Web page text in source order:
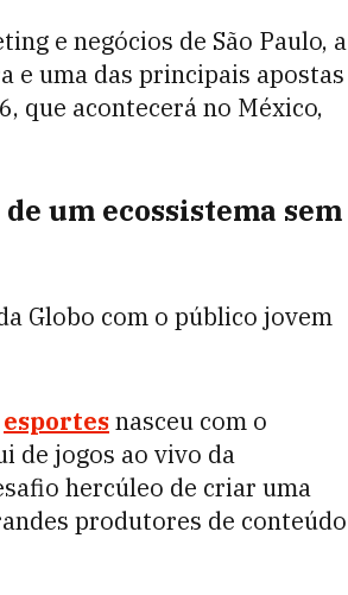
e negócios de São Paulo, a
e uma das principais apostas
que acontecerá no México,
um ecossistema sem
Globo com o público jovem
esportesnasceu com o
de jogos ao vivo da
hercúleo de criar uma
produtores de conteúdo